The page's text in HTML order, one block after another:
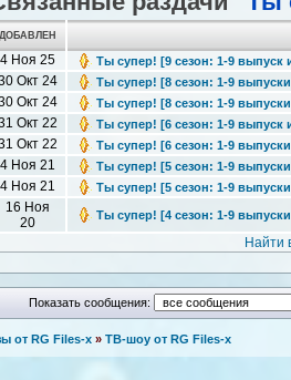
ДОБАВЛЕН
4 Ноя 25 Ты супер! [9 сезон: 1-9 выпуск
Окт 24 Ты супер! [8 сезон: 1-9
Окт 24 Ты супер! [8 сезон: 1-9
Окт 22 Ты супер! [6 сезон: 1-9 выпуск
Окт 22 Ты супер! [6 сезон: 1-9
4 Ноя 21 Ты супер! [5 сезон: 1-9
4 Ноя 21 Ты супер! [5 сезон: 1-9
16 Ноя
20
Ты супер! [4 сезон: 1-9
Найти
Показать сообщения:
от RG Files-x » ТВ-шоу от RG Files-x